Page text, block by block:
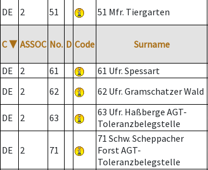
DE
2 51 51 Mfr. Tiergarten
C ▼ ASSOC No. D Code Surname
DE
2 61 61 Ufr. Spessart
DE
2 62 62 Ufr. Gramschatzer Wald
DE 2 63
63 Ufr. Haßberge AGT-
Toleranzbelegstelle
DE 2 71
71 Schw. Scheppacher
Forst AGT-
Toleranzbelegstelle